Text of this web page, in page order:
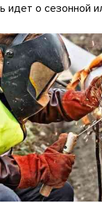
идет о сезонной